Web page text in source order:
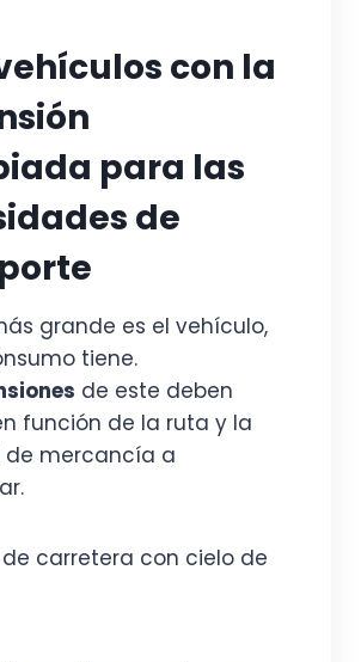
con la
para las
de
grande es el vehículo,
tiene.
de este deben
función de la ruta y la
mercancía a